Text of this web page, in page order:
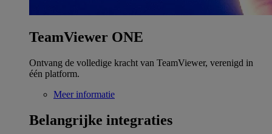
TeamViewer ONE
Ontvang de volledige kracht van TeamViewer, verenigd in
één platform.
Meer informatie
Belangrijke integraties